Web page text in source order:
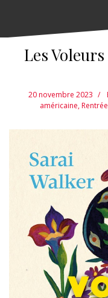
Les
20 novembre 2023
américaine,